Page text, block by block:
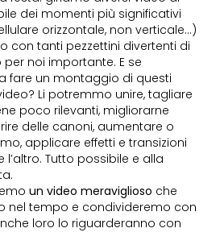
dei momenti più significativi
orizzontale, non verticale…)
con tanti pezzettini divertenti di
noi importante. E se
fare un montaggio di questi
Li potremmo unire, tagliare
poco rilevanti, migliorarne
delle canoni, aumentare o
applicare effetti e transizioni
l’altro. Tutto possibile e alla
un video meraviglioso che
nel tempo e condivideremo con
loro lo riguarderanno con